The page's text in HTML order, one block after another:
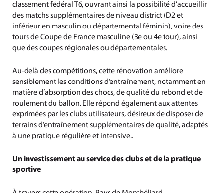
classement fédéral T6, ouvrant ainsi la possibilité d’accueillir
des matchs supplémentaires de niveau district (D2 et
inférieur en masculin ou départemental féminin), voire des
tours de Coupe de France masculine (3e ou 4e tour), ainsi
que des coupes régionales ou départementales.
Au-delà des compétitions, cette rénovation améliore
sensiblement les conditions d’entraînement, notamment en
matière d’absorption des chocs, de qualité du rebond et de
roulement du ballon. Elle répond également aux attentes
exprimées par les clubs utilisateurs, désireux de disposer de
terrains d’entraînement supplémentaires de qualité, adaptés
à une pratique régulière et intensive..
Un investissement au service des clubs et de la pratique
sportive